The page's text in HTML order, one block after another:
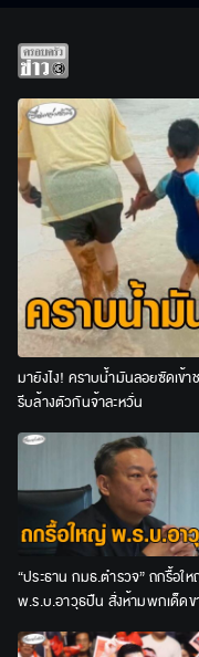
มายังไง! คราบน้ำมันลอยซัดเข้า
รีบล้างตัวกันจ้าละหวั่น
“ประธาน กมธ.ตำรวจ” ถกรื้อใ
พ.ร.บ.อาวุธปืน สั่งห้ามพกเด็ด
เจ้าของปืนต้องร่วมรับโทษด้วย